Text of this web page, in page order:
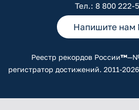
Тел.: 8 800 222-
Напишите нам
Реестр рекордов России™
регистратор достижений. 2011-